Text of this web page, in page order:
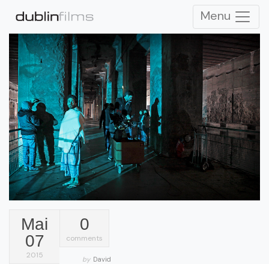
Menu
Mai
07
2015
0
comments
by David